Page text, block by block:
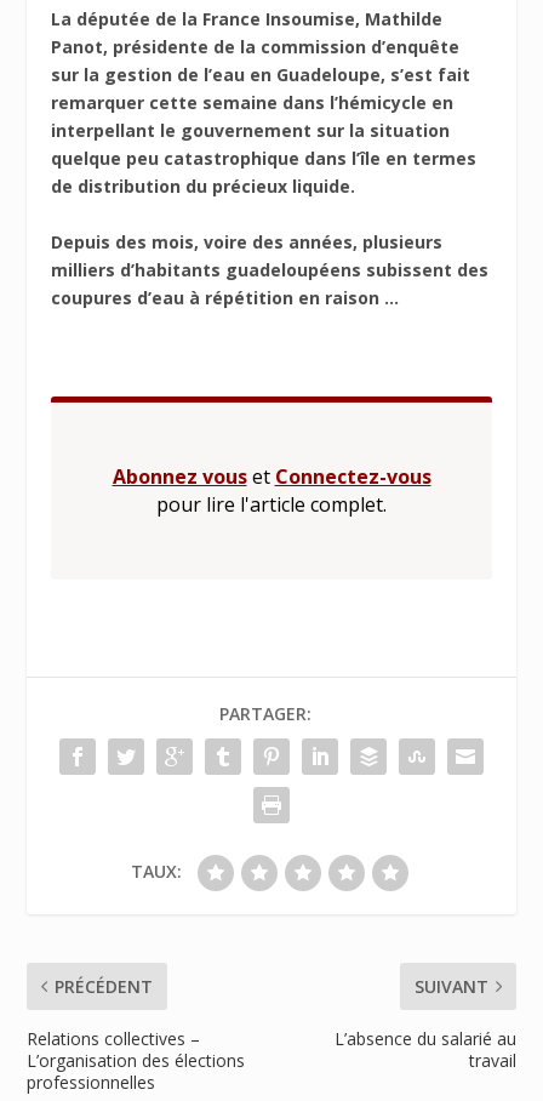
La députée de la France Insoumise, Mathilde
Panot, présidente de la commission d’enquête
sur la gestion de l’eau en Guadeloupe, s’est fait
remarquer cette semaine dans l’hémicycle en
interpellant le gouvernement sur la situation
quelque peu catastrophique dans l’île en termes
de distribution du précieux liquide.
Depuis des mois, voire des années, plusieurs
milliers d’habitants guadeloupéens subissent des
coupures d’eau à répétition en raison ...
Abonnez vouset Connectez-vous
pour lire l'article complet.
PARTAGER:
TAUX:
PRÉCÉDENT
Relations collectives –
L’organisation des élections
professionnelles
SUIVANT
L’absence du salarié au
travail